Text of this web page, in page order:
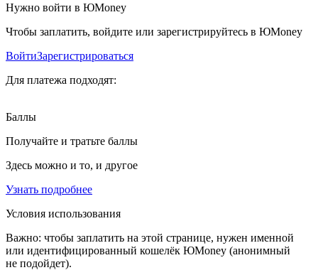
Нужно войти в ЮMoney
Чтобы заплатить, войдите или зарегистрируйтесь в ЮMoney
ВойтиЗарегистрироваться
Для платежа подходят:
Баллы
Получайте и тратьте баллы
Здесь можно и то, и другое
Узнать подробнее
Условия использования
Важно: чтобы заплатить на этой странице, нужен именной
или идентифицированный кошелёк ЮMoney (анонимный
не подойдет).